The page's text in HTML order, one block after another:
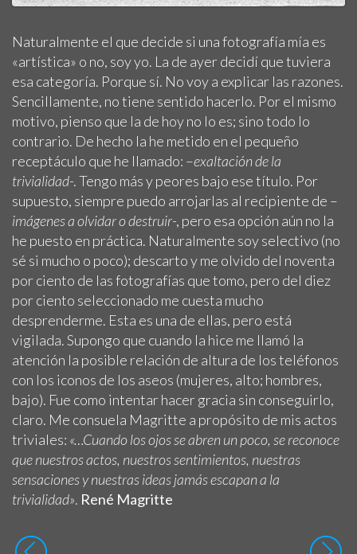
Naturalmente el que decide si una fotografía mía es
«artística» o no, soy yo. La de ayer decidí que tuviera
esa categoría. Porque sí. No voy a explicar las razones.
Sencillamente, no tiene sentido hacerlo. Por el mismo
motivo, pienso que la de hoy no lo es; sino todo lo
contrario. De hecho la he metido en el pequeño
receptáculo que he llamado: –exaltación de la
trivialidad-. Tengo más y peores bajo ese título. Por
supuesto, siempre puedo arrojarlas al recipiente de –
imágenes a olvidar o destruir-, pero esa opción aún no la
he puesto en práctica. Naturalmente soy selectivo (no
sé si mucho o poco); descarto y me olvido del noventa
por ciento de las fotografías que tomo, pero del diez
por ciento seleccionado me cuesta mucho
desprenderme. Esta es una de ellas, pero está
vigilada. Supongo que cuando la hice me llamó la
atención la posible relación de altura de los teléfonos
con los iconos de los aseos (mujeres, alto; hombres,
bajo). Fue como intentar hacer gracia sin conseguirlo,
claro. Me consuela Magritte a propósito de mis actos
triviales: «…Cuando los ojos se abren un poco, se reconoce
que nuestros actos, nuestros sentimientos, nuestras
sensaciones y nuestras ideas jamás escapan a la
trivialidad». René Magritte